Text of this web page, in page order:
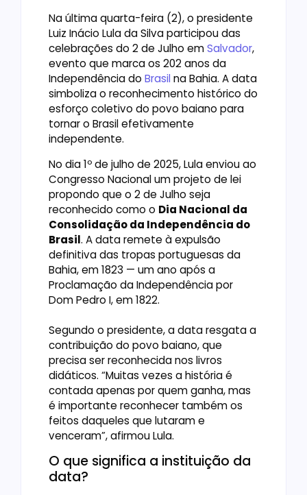
Na última quarta-feira (2), o presidente
Luiz Inácio Lula da Silva participou das
celebrações do 2 de Julho emSalvador,
evento que marca os 202 anos da
Independência do Brasil na Bahia. A data
simboliza o reconhecimento histórico do
esforço coletivo do povo baiano para
tornar o Brasil efetivamente
independente.
No dia 1º de julho de 2025, Lula enviou ao
Congresso Nacional um projeto de lei
propondo que o 2 de Julho seja
reconhecido como o Dia Nacional da
Consolidação da Independência do
Brasil. A data remete à expulsão
definitiva das tropas portuguesas da
Bahia, em 1823 — um ano após a
Proclamação da Independência por
Dom Pedro I, em 1822.
Segundo o presidente, a data resgata a
contribuição do povo baiano, que
precisa ser reconhecida nos livros
didáticos. “Muitas vezes a história é
contada apenas por quem ganha, mas
é importante reconhecer também os
feitos daqueles que lutaram e
venceram”, afirmou Lula.
O que significa a instituição da
data?